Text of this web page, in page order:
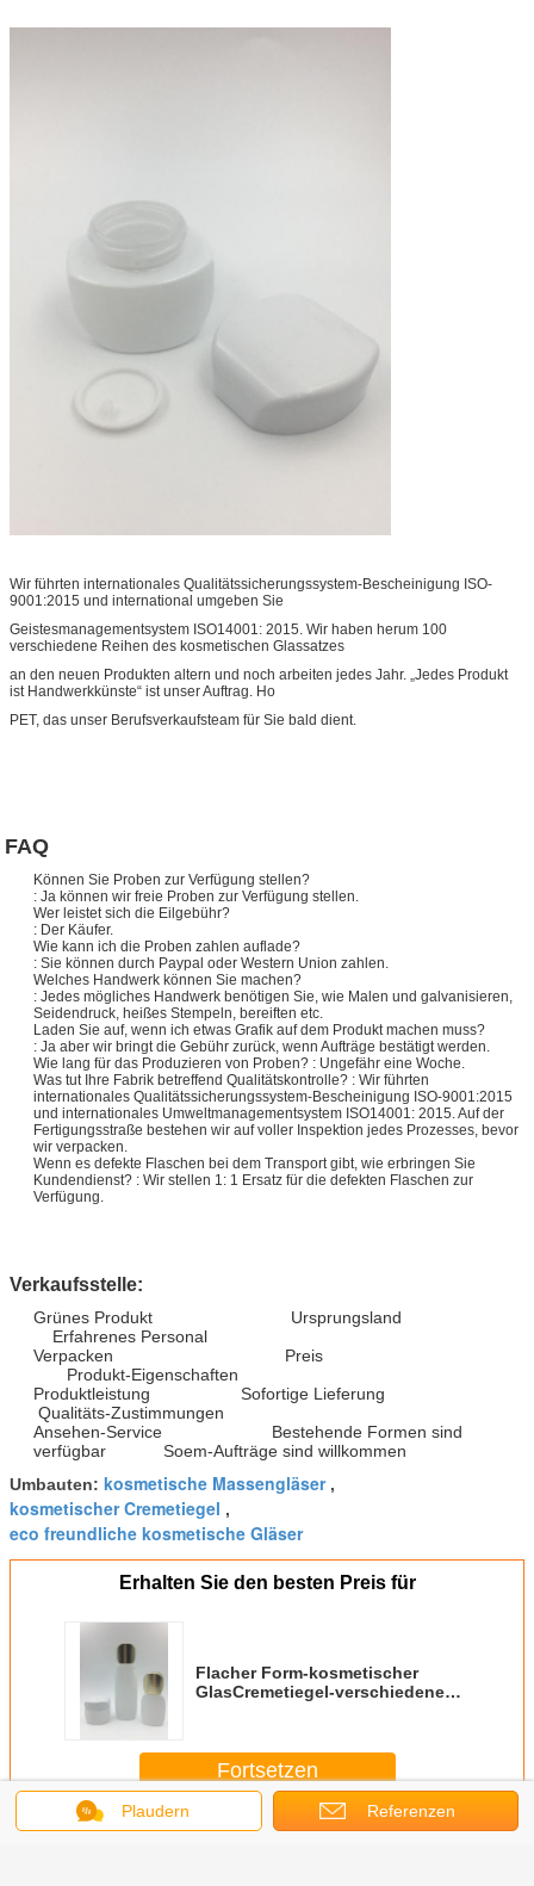
Wir führten internationales Qualitätssicherungssystem-Bescheinigung ISO-
9001:2015 und international umgeben Sie
Geistesmanagementsystem ISO14001: 2015. Wir haben herum 100
verschiedene Reihen des kosmetischen Glassatzes
an den neuen Produkten altern und noch arbeiten jedes Jahr. „Jedes Produkt
ist Handwerkkünste“ ist unser Auftrag. Ho
PET, das unser Berufsverkaufsteam für Sie bald dient.
FAQ
Können Sie Proben zur Verfügung stellen?
: Ja können wir freie Proben zur Verfügung stellen.
Wer leistet sich die Eilgebühr?
: Der Käufer.
Wie kann ich die Proben zahlen auflade?
: Sie können durch Paypal oder Western Union zahlen.
Welches Handwerk können Sie machen?
: Jedes mögliches Handwerk benötigen Sie, wie Malen und galvanisieren,
Seidendruck, heißes Stempeln, bereiften etc.
Laden Sie auf, wenn ich etwas Grafik auf dem Produkt machen muss?
: Ja aber wir bringt die Gebühr zurück, wenn Aufträge bestätigt werden.
Wie lang für das Produzieren von Proben? : Ungefähr eine Woche.
Was tut Ihre Fabrik betreffend Qualitätskontrolle? : Wir führten
internationales Qualitätssicherungssystem-Bescheinigung ISO-9001:2015
und internationales Umweltmanagementsystem ISO14001: 2015. Auf der
Fertigungsstraße bestehen wir auf voller Inspektion jedes Prozesses, bevor
wir verpacken.
Wenn es defekte Flaschen bei dem Transport gibt, wie erbringen Sie
Kundendienst? : Wir stellen 1: 1 Ersatz für die defekten Flaschen zur
Verfügung.
Verkaufsstelle:
Grünes Produkt Ursprungsland
Erfahrenes Personal
Verpacken Preis
Produkt-Eigenschaften
Produktleistung Sofortige Lieferung
Qualitäts-Zustimmungen
Ansehen-Service Bestehende Formen sind
verfügbar Soem-Aufträge sind willkommen
Umbauten: kosmetische Massengläser,
kosmetischer Cremetiegel ,
eco freundliche kosmetische Gläser
Erhalten Sie den besten Preis für
Flacher Form-kosmetischer
GlasCremetiegel-verschiedene
Fortsetzen
MehrKosmetisches Glas-Verpacken
Plaudern Referenzen